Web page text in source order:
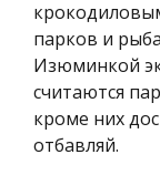
парков и
Изюминкой
считаются
кроме них
отбавляй.